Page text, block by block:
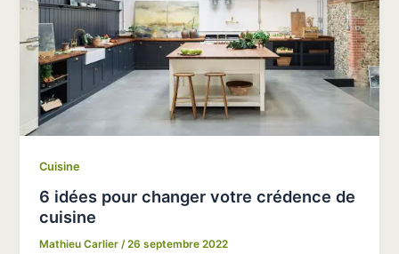
Cuisine
6 idées pour changer votre crédence de
cuisine
Mathieu Carlier/26 septembre 2022